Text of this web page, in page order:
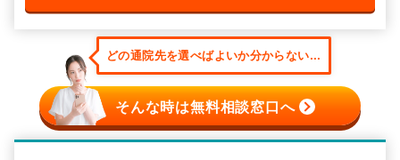
どの通院先を選べばよいか分からない...
そんな時は無料相談窓口へ